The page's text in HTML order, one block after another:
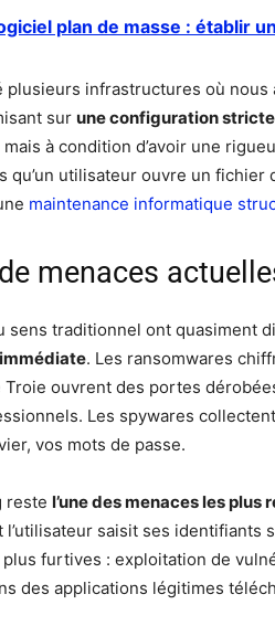
plan de masse : établir
plusieurs infrastructures où
sur une configuration
à condition d’avoir une
qu’un utilisateur ouvre un
maintenance informatique
menaces
sens traditionnel ont quasiment
. Les ransomwares
Troie ouvrent des portes
Les spywares
vos mots de passe.
reste l’une des menaces les plus
saisit ses identifiants
furtives : exploitation de
des applications légitimes